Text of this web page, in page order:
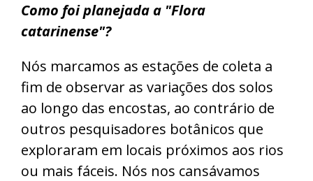
Como foi planejada a "Flora
catarinense"?
Nós marcamos as estações de coleta a
fim de observar as variações dos solos
ao longo das encostas, ao contrário de
outros pesquisadores botânicos que
exploraram em locais próximos aos rios
ou mais fáceis. Nós nos cansávamos